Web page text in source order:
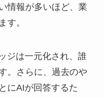
情報が多いほど、業
す。
ジは一元化され、誰
。さらに、過去のや
にAIが回答するた